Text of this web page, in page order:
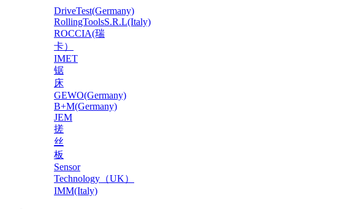
DriveTest(Germany)
RollingToolsS.R.L(Italy)
ROCCIA(瑞
卡）
IMET
锯
床
GEWO(Germany)
B+M(Germany)
JEM
搓
丝
板
Sensor
Technology（UK）
IMM(Italy)